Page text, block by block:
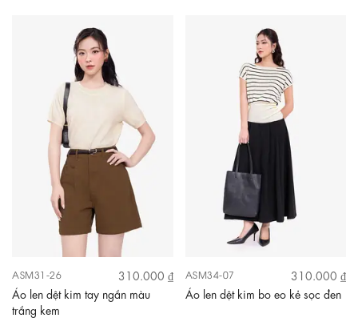
ASM31-26
310.000 ₫
Áo len dệt kim tay ngắn màu
trắng kem
ASM34-07
310.000 ₫
Áo len dệt kim bo eo kẻ sọc đen